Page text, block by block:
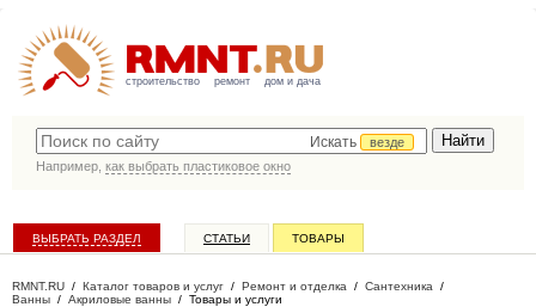
строительство ремонт дом и дача
Искать
везде
Например, как выбрать пластиковое окно
ВЫБРАТЬ РАЗДЕЛ СТАТЬИ ТОВАРЫ
RMNT.RU / Каталог товаров и услуг / Ремонт и отделка / Сантехника /
Ванны / Акриловые ванны / Товары и услуги